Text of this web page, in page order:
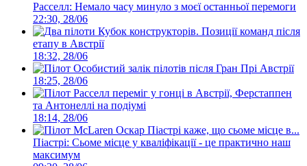
Расселл: Немало часу минуло з моєї останньої перемоги
22:30, 28/06
Кубок конструкторів. Позиції команд після
етапу в Австрії
18:32, 28/06
Особистий залік пілотів після Гран Прі Австрії
18:25, 28/06
Расселл переміг у гонці в Австрії, Ферстаппен
та Антонеллі на подіумі
18:14, 28/06
Піастрі: Сьоме місце у кваліфікації - це практично наш
максимум